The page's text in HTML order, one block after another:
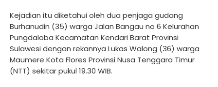
Kejadian itu diketahui oleh dua penjaga gudang
Burhanudin (35) warga Jalan Bangau no 6 Kelurahan
Pungdaloba Kecamatan Kendari Barat Provinsi
Sulawesi dengan rekannya Lukas Walong (36) warga
Maumere Kota Flores Provinsi Nusa Tenggara Timur
(NTT) sekitar pukul 19.30 WIB.